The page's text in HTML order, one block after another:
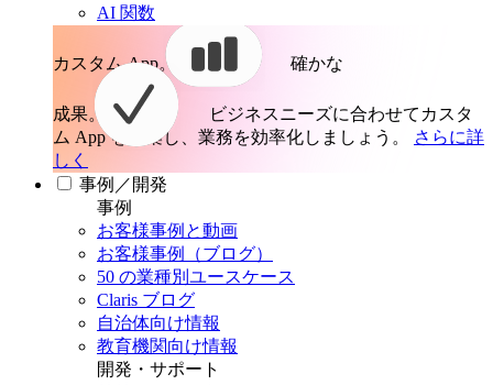
AI 関数
カスタム App。 確かな
成果。
ビジネスニーズに合わせてカスタ
ム App を構築し、業務を効率化しましょう。
さらに詳
しく
事例／開発
事例
お客様事例と動画
お客様事例（ブログ）
50 の業種別ユースケース
Claris ブログ
自治体向け情報
教育機関向け情報
開発・サポート